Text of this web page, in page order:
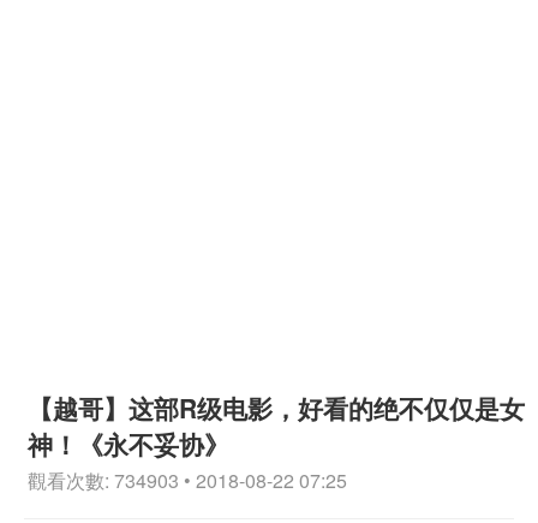
【越哥】这部R级电影，好看的绝不仅仅是女
神！《永不妥协》
觀看次數: 734903 • 2018-08-22 07:25